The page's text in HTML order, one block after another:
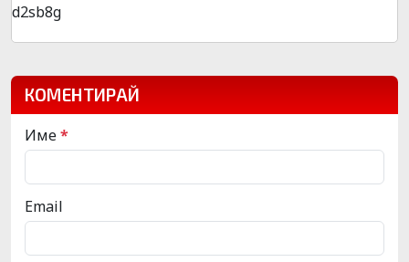
d2sb8g
КОМЕНТИРАЙ
Име*
Email